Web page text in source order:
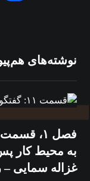
نوشته‌های
به محیط کار
غزاله سمایی